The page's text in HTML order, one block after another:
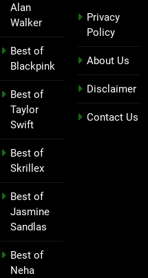
Alan
Walker
Best of
Blackpink
Best of
Taylor
Swift
Best of
Skrillex
Best of
Jasmine
Sandlas
Best of
Neha
Privacy
Policy
About Us
Disclaimer
Contact Us